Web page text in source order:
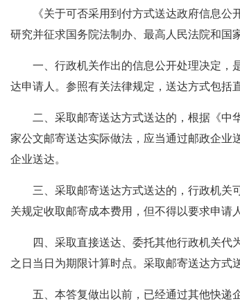
《关于可否采用到付方式送达政府信息
研究并征求国务院法制办、最高人民法院和国
一、行政机关作出的信息公开处理决定，
达申请人。参照有关法律规定，送达方式包括
二、采取邮寄送达方式送达的，根据《中
家公文邮寄送达实际做法，应当通过邮政企业
企业送达。
三、采取邮寄送达方式送达的，行政机关
关规定收取邮寄成本费用，但不得以要求申请
四、采取直接送达、委托其他行政机关代
之日当日为期限计算时点。采取邮寄送达方式
五、本答复做出以前，已经通过其他快递